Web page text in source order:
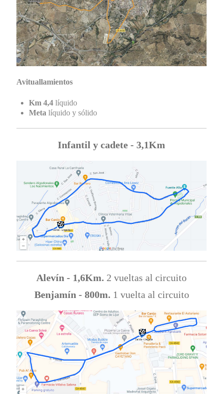
Avituallamientos
Km 4,4 líquido
Meta líquido y sólido
Infantil y cadete - 3,1Km
Alevín - 1,6Km. 2 vueltas al circuito
Benjamín - 800m. 1 vuelta al circuito